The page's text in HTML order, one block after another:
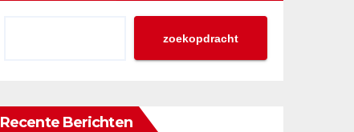
zoekopdracht
Recente Berichten